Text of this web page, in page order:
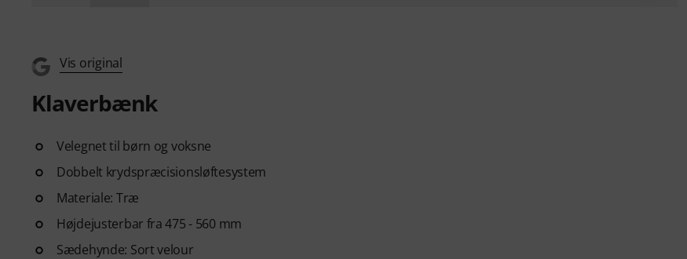
Vis original
Klaverbænk
Velegnet til børn og voksne
Dobbelt krydspræcisionsløftesystem
Materiale: Træ
Højdejusterbar fra 475 - 560 mm
Sædehynde: Sort velour